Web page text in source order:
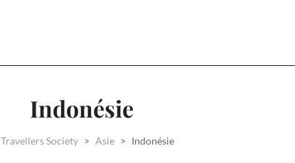
Indonésie
Travellers Society > Asie > Indonésie